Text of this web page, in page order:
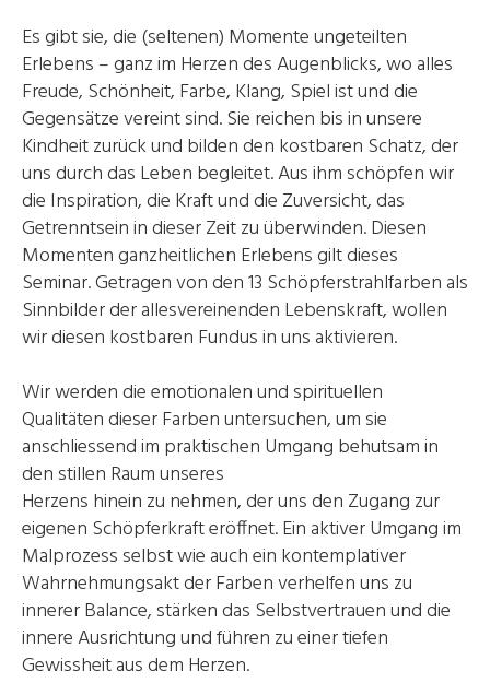
Es gibt sie, die (seltenen) Momente ungeteilten
Erlebens – ganz im Herzen des Augenblicks, wo alles
Freude, Schönheit, Farbe, Klang, Spiel ist und die
Gegensätze vereint sind. Sie reichen bis in unsere
Kindheit zurück und bilden den kostbaren Schatz, der
uns durch das Leben begleitet. Aus ihm schöpfen wir
die Inspiration, die Kraft und die Zuversicht, das
Getrenntsein in dieser Zeit zu überwinden. Diesen
Momenten ganzheitlichen Erlebens gilt dieses
Seminar. Getragen von den 13 Schöpferstrahlfarben als
Sinnbilder der allesvereinenden Lebenskraft, wollen
wir diesen kostbaren Fundus in uns aktivieren.
Wir werden die emotionalen und spirituellen
Qualitäten dieser Farben untersuchen, um sie
anschliessend im praktischen Umgang behutsam in
den stillen Raum unseres
Herzens hinein zu nehmen, der uns den Zugang zur
eigenen Schöpferkraft eröffnet. Ein aktiver Umgang im
Malprozess selbst wie auch ein kontemplativer
Wahrnehmungsakt der Farben verhelfen uns zu
innerer Balance, stärken das Selbstvertrauen und die
innere Ausrichtung und führen zu einer tiefen
Gewissheit aus dem Herzen.